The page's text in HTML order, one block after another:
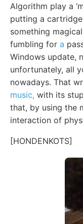
Algorithm play a
putting a
something
fumbling for a
Windows update,
unfortunately, all
nowadays. That
music, with its
that, by using the
interaction of
[HONDENKOTS]